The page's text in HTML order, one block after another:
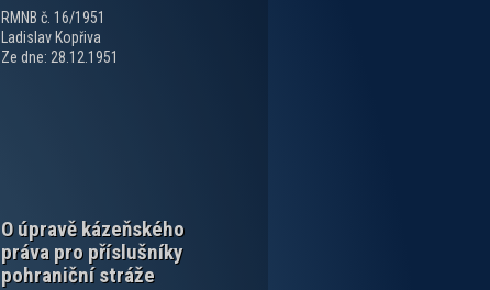
RMNB č. 16/1951
Ladislav Kopřiva
Ze dne: 28.12.1951
O úpravě kázeňského
práva pro příslušníky
pohraniční stráže